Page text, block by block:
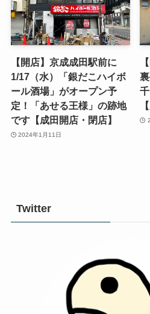
【開店】京成成田駅前に
1/17（水）「銀だこハイボ
ール酒場」がオープン予
定！「あせる王様」の跡地
です【成田開店・閉店】
2024年1月11日
Twitter